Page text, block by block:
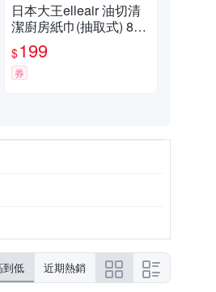
日本大王elleair 油切清
潔廚房紙巾(抽取式) 80
抽x6包/串(買一送一)
$199
券
到低 近期熱銷